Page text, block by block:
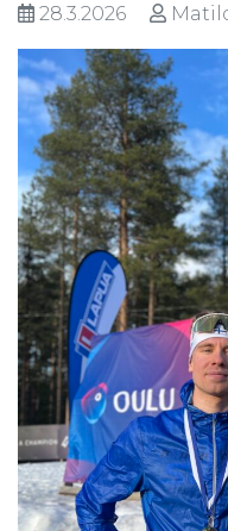
28.3.2026